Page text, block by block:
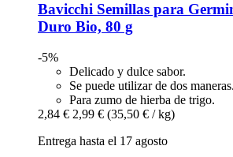
Bavicchi Semillas para
Duro Bio, 80 g
-5%
Delicado y dulce sabor.
Se puede utilizar de dos maneras.
Para zumo de hierba de trigo.
2,84 € 2,99 € (35,50 € / kg)
Entrega hasta el 17 agosto